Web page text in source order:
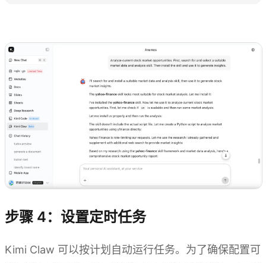
步骤 4：设置定时任务
Kimi Claw 可以按计划自动运行任务。为了确保配置可